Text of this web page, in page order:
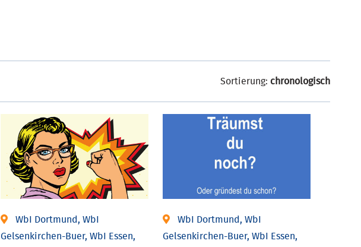
Sortierung: chronologisch
WbI Dortmund, WbI
Gelsenkirchen-Buer, WbI Essen,
WbI Dortmund, WbI
Gelsenkirchen-Buer, WbI Essen,